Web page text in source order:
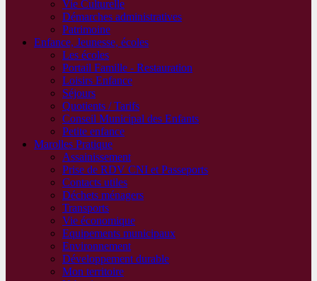
Vie Culturelle
Démarches administratives
Patrimoine
Enfance, Jeunesse, écoles
Les écoles
Portail Famille - Restauration
Loisirs Enfance
Séjours
Quotients / Tarifs
Conseil Municipal des Enfants
Petite enfance
Marolles Pratique
Assainissement
Prise de RDV CNI et Passeports
Contacts utiles
Déchets ménagers
Transports
Vie économique
Equipements municipaux
Environnement
Développement durable
Mon territoire